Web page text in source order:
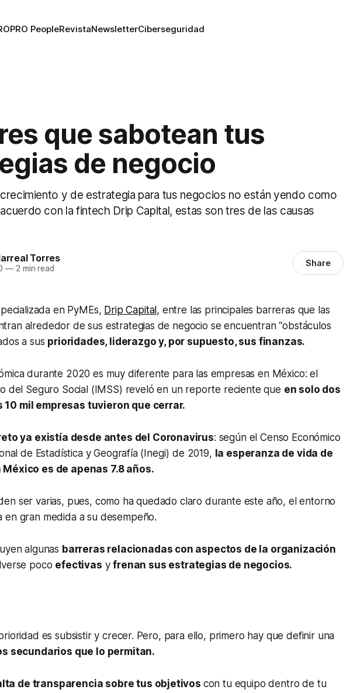
PRO PeopleRevistaNewsletterCiberseguridad
que sabotean tus
de negocio
y de estrategia para tus negocios no están yendo como
con la fintech Drip Capital, estas son tres de las causas
Torres
—2 min read Share
en PyMEs, Drip Capital , entre las principales barreras que las
alrededor de sus estrategias de negocio se encuentran “obstáculos
a sus prioridades, liderazgo y, por supuesto, sus finanzas.
durante 2020 es muy diferente para las empresas en México: el
del Seguro Social (IMSS) reveló en un reporte reciente que en solo dos
10 mil empresas tuvieron que cerrar.
ya existía desde antes del Coronavirus: según el Censo Económico
de Estadística y Geografía (Inegi) de 2019, la esperanza de vida de
México es de apenas 7.8 años.
ser varias, pues, como ha quedado claro durante este año, el entorno
en gran medida a su desempeño.
algunas barreras relacionadas con aspectos de la organización
poco efectivas yfrenan sus estrategias de negocios.
es subsistir y crecer. Pero, para ello, primero hay que definir una
secundarios que lo permitan.
de transparencia sobre tus objetivos con tu equipo dentro de tu